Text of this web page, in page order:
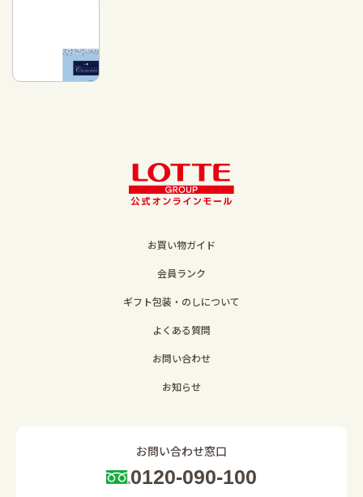
お買い物ガイド
会員ランク
ギフト包装・のしについて
よくある質問
お問い合わせ
お知らせ
お問い合わせ窓口
0120-090-100